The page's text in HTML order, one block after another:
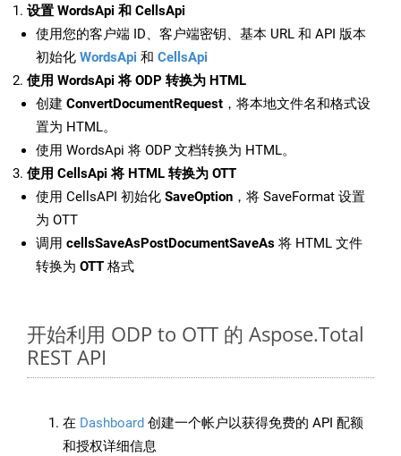
设置 WordsApi 和 CellsApi
使用您的客户端 ID、客户端密钥、基本 URL 和 API 版本
初始化 WordsApi 和 CellsApi
使用 WordsApi 将 ODP 转换为 HTML
创建 ConvertDocumentRequest ，将本地文件名和格式设
置为 HTML。
使用 WordsApi 将 ODP 文档转换为 HTML。
使用 CellsApi 将 HTML 转换为 OTT
使用 CellsAPI 初始化 SaveOption ，将 SaveFormat 设置
为 OTT
调用 cellsSaveAsPostDocumentSaveAs 将 HTML 文件
转换为 OTT 格式
开始利用 ODP to OTT 的 Aspose.Total
REST API
在 Dashboard 创建一个帐户以获得免费的 API 配额
和授权详细信息